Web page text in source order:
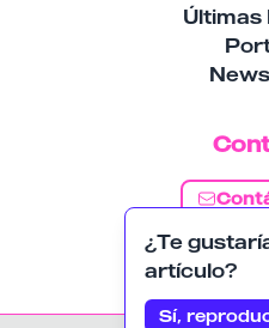
¿Te
artículo?
Sí,
Últimas